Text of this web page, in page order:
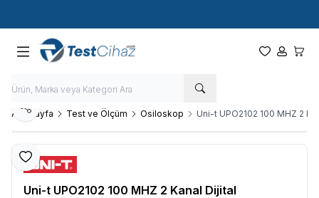
Ana Sayfa Test ve Ölçüm Osiloskop Uni-t UPO2102 100 MHZ 2
Favoriye Ekle
Paylaş
Uni-t UPO2102 100 MHZ 2 Kanal Dijital